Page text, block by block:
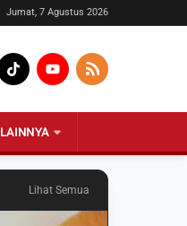
Jumat, 7 Agustus 2026
LAINNYA
Lihat Semua